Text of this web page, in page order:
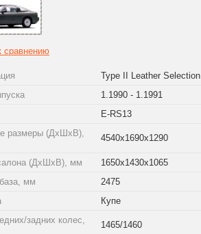
сравнению
Type II Leather Selection
1.1990 - 1.1991
E-RS13
размеры (ДхШхВ),
4540x1690x1290
(ДхШхВ), мм
1650x1430x1065
мм
2475
Купе
задних колес,
1465/1460